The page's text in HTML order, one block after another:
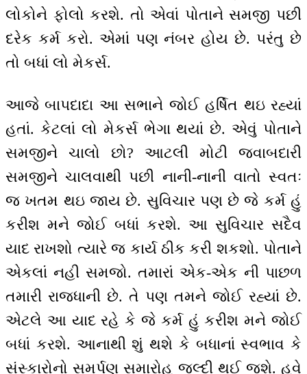
લોકોને ફોલો કરશે. તો એવાં પોતાને સમજી પછી
દરેક કર્મ કરો. એમાં પણ નંબર હોય છે. પરંતુ છે
તો બધાં લો મેકર્સ.
આજે બાપદાદા આ સભાને જોઈ હર્ષિત થઇ રહ્યાં
હતાં. કેટલાં લો મેકર્સ ભેગા થયાં છે. એવું પોતાને
સમજીને ચાલો છો? આટલી મોટી જવાબદારી
સમજીને ચાલવાથી પછી નાની-નાની વાતો સ્વતઃ
જ ખતમ થઇ જાય છે. સુવિચાર પણ છે જે કર્મ હું
કરીશ મને જોઈ બધાં કરશે. આ સુવિચાર સદૈવ
યાદ રાખશો ત્યારે જ કાર્ય ઠીક કરી શકશો. પોતાને
એકલાં નહી સમજો. તમારાં એક-એક ની પાછળ
તમારી રાજધાની છે. તે પણ તમને જોઈ રહ્યાં છે.
એટલે આ યાદ રહે કે જે કર્મ હું કરીશ મને જોઈ
બધાં કરશે. આનાથી શું થશે કે બધાનાં સ્વભાવ કે
સંસ્કારોનો સમર્પણ સમારોહ જલ્દી થઈ જશે. હવે